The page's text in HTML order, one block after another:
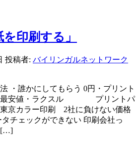
印刷する」
投稿者: バイリンガルネットワーク
・誰かにしてもらう 0円・プリント
最安値・ラクスル プリントパ
京カラー印刷 2社に負けない価格
チェックができない 印刷会社っ
[…]